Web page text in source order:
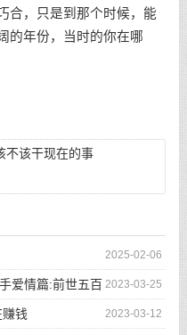
，只是到那个时候，能
的年份，当时的你在哪
不该干现在的事
2025-02-06
2023-03-25
爱情篇:前世五百
2023-03-12
赚钱